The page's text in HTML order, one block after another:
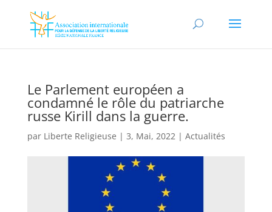
Le Parlement européen a
condamné le rôle du patriarche
russe Kirill dans la guerre.
par Liberte Religieuse | 3, Mai, 2022| Actualités